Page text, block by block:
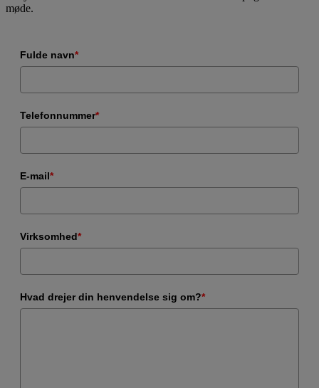
møde.
Fulde navn*
Telefonnummer*
E-mail*
Virksomhed*
Hvad drejer din henvendelse sig om?*